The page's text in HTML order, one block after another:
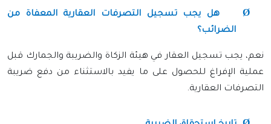
Ø
هل يجب تسجيل التصرفات العقارية المعفاة من
الضرائب؟
نعم، يجب تسجيل العقار في هيئة الزكاة والضريبة والجمارك قبل
عملية الإفراغ للحصول على ما يفيد بالاستثناء من دفع ضريبة
التصرفات العقارية.